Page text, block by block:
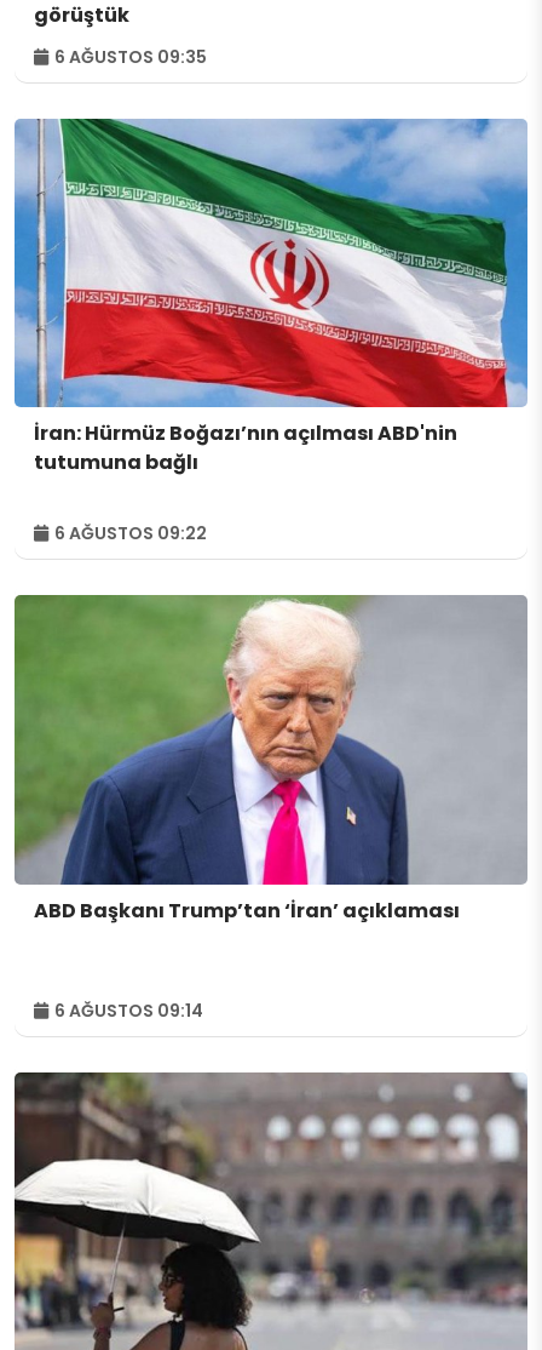
görüştük
6 AĞUSTOS 09:35
İran: Hürmüz Boğazı’nın açılması ABD'nin
tutumuna bağlı
6 AĞUSTOS 09:22
ABD Başkanı Trump’tan ‘İran’ açıklaması
6 AĞUSTOS 09:14